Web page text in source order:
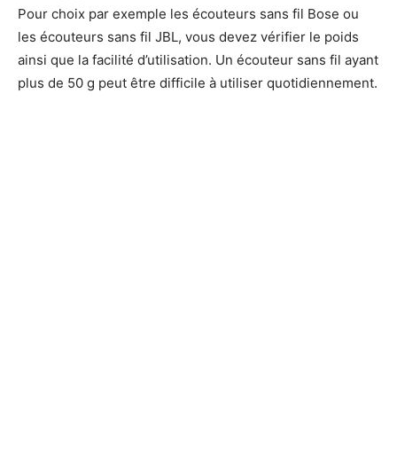
Pour choix par exemple les écouteurs sans fil Bose ou
les écouteurs sans fil JBL, vous devez vérifier le poids
ainsi que la facilité d’utilisation. Un écouteur sans fil ayant
plus de 50 g peut être difficile à utiliser quotidiennement.